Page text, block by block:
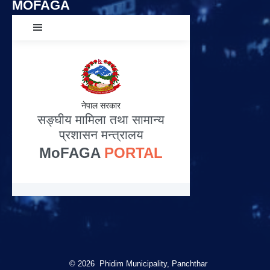
MOFAGA
© 2026 Phidim Municipality, Panchthar